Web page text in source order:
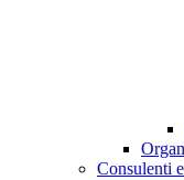
Consulenti